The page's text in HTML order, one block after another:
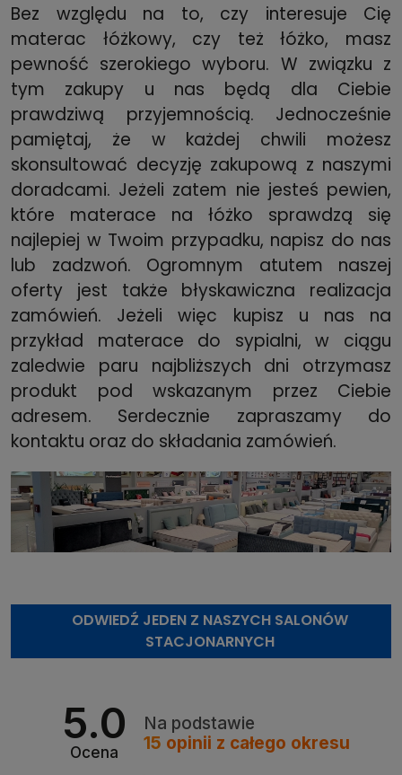
Bez względu na to, czy interesuje Cię
materac łóżkowy, czy też łóżko, masz
pewność szerokiego wyboru. W związku z
tym zakupy u nas będą dla Ciebie
prawdziwą przyjemnością. Jednocześnie
pamiętaj, że w każdej chwili możesz
skonsultować decyzję zakupową z naszymi
doradcami. Jeżeli zatem nie jesteś pewien,
które materace na łóżko sprawdzą się
najlepiej w Twoim przypadku, napisz do nas
lub zadzwoń. Ogromnym atutem naszej
oferty jest także błyskawiczna realizacja
zamówień. Jeżeli więc kupisz u nas na
przykład materace do sypialni, w ciągu
zaledwie paru najbliższych dni otrzymasz
produkt pod wskazanym przez Ciebie
adresem. Serdecznie zapraszamy do
kontaktu oraz do składania zamówień.
ODWIEDŹ JEDEN Z NASZYCH SALONÓW
STACJONARNYCH
5.0
Ocena
Na podstawie
15 opinii z całego okresu